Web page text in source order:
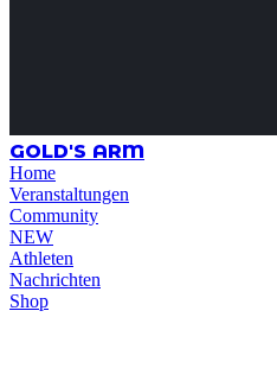
GOLD'S ARM
Home
Veranstaltungen
Community
NEW
Athleten
Nachrichten
Shop